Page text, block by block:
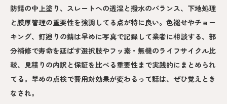
防錆の中上塗り、スレートへの透湿と撥水のバランス、下地処理
と膜厚管理の重要性を強調してる点が特に良い。色褪せやチョー
キング、釘廻りの錆は早めに写真で記録して業者に相談する、部
分補修で寿命を延ばす選択肢やフッ素・無機のライフサイクル比
較、見積りの内訳と保証を比べる重要性まで実践的にまとめられ
てる。早めの点検で費用対効果が変わるって話は、ぜひ覚えとき
なされ。